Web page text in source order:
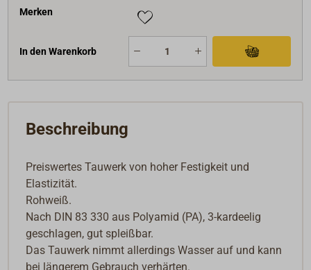
Merken
In den Warenkorb
Beschreibung
Preiswertes Tauwerk von hoher Festigkeit und
Elastizität.
Rohweiß.
Nach DIN 83 330 aus Polyamid (PA), 3-kardeelig
geschlagen, gut spleißbar.
Das Tauwerk nimmt allerdings Wasser auf und kann
bei längerem Gebrauch verhärten.